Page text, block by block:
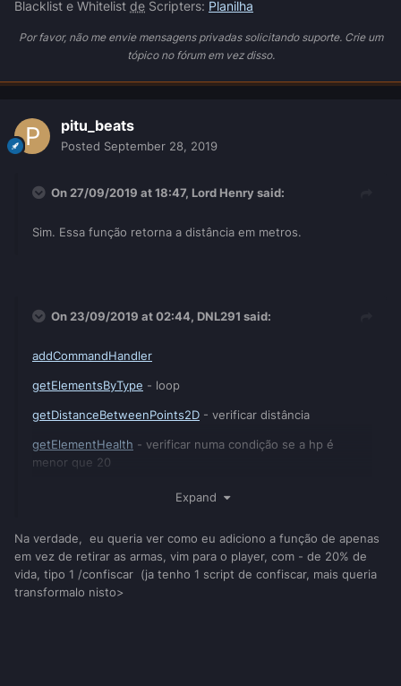
Blacklist e Whitelist de Scripters: Planilha
Por favor, não me envie mensagens privadas solicitando suporte. Crie um
tópico no fórum em vez disso.
pitu_beats
Posted September 28, 2019
On 27/09/2019 at 18:47, Lord Henry said:
Sim. Essa função retorna a distância em metros.
On 23/09/2019 at 02:44, DNL291 said:
addCommandHandler
getElementsByType - loop
getDistanceBetweenPoints2D - verificar distância
getElementHealth - verificar numa condição se a hp é
menor que 20
- faça um loop em todas armas; armazene
giveWeapon
Expand
Na verdade, eu queria ver como eu adiciono a função de apenas
em vez de retirar as armas, vim para o player, com - de 20% de
vida, tipo 1 /confiscar (ja tenho 1 script de confiscar, mais queria
transformalo nisto>